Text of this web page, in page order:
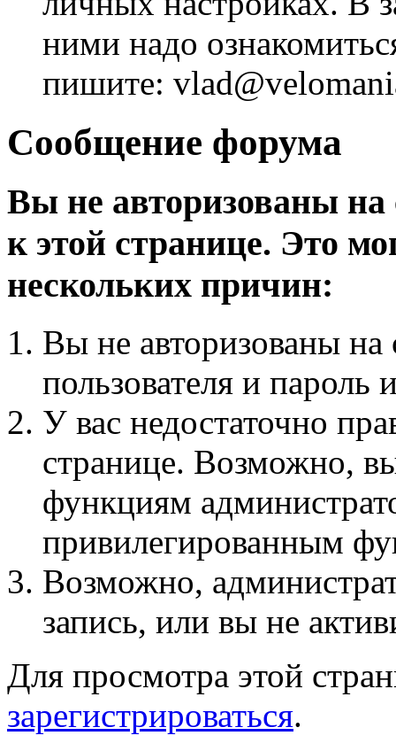
ними надо
пишите:
Сообщение форума
Вы не авторизованы на
к этой странице. Это
нескольких причин:
Вы не авторизованы на
пользователя и пароль
У вас недостаточно
странице. Возможно,
функциям
привилегированным
Возможно,
запись, или вы не
Для просмотра этой
зарегистрироваться.